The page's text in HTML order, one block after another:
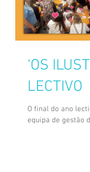
‘OS
LECTIVO
O final do ano
equipa de gestão